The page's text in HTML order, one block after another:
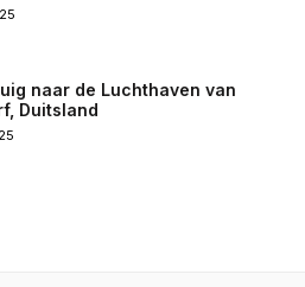
naar de Luchthaven van
Duitsland